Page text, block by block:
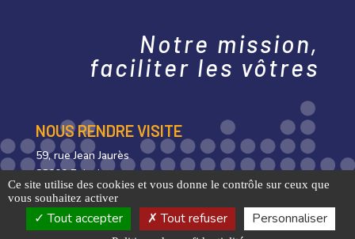
Notre mission,
faciliter les vôtres
NOUS RENDRE VISITE
59, rue Jean Jaurès
88000 Epinal
NOUS CONTACTER
03 29 35 63 10
Ce site utilise des cookies et vous donne le contrôle sur ceux que
vous souhaitez activer
Tout accepter Tout refuser Personnaliser